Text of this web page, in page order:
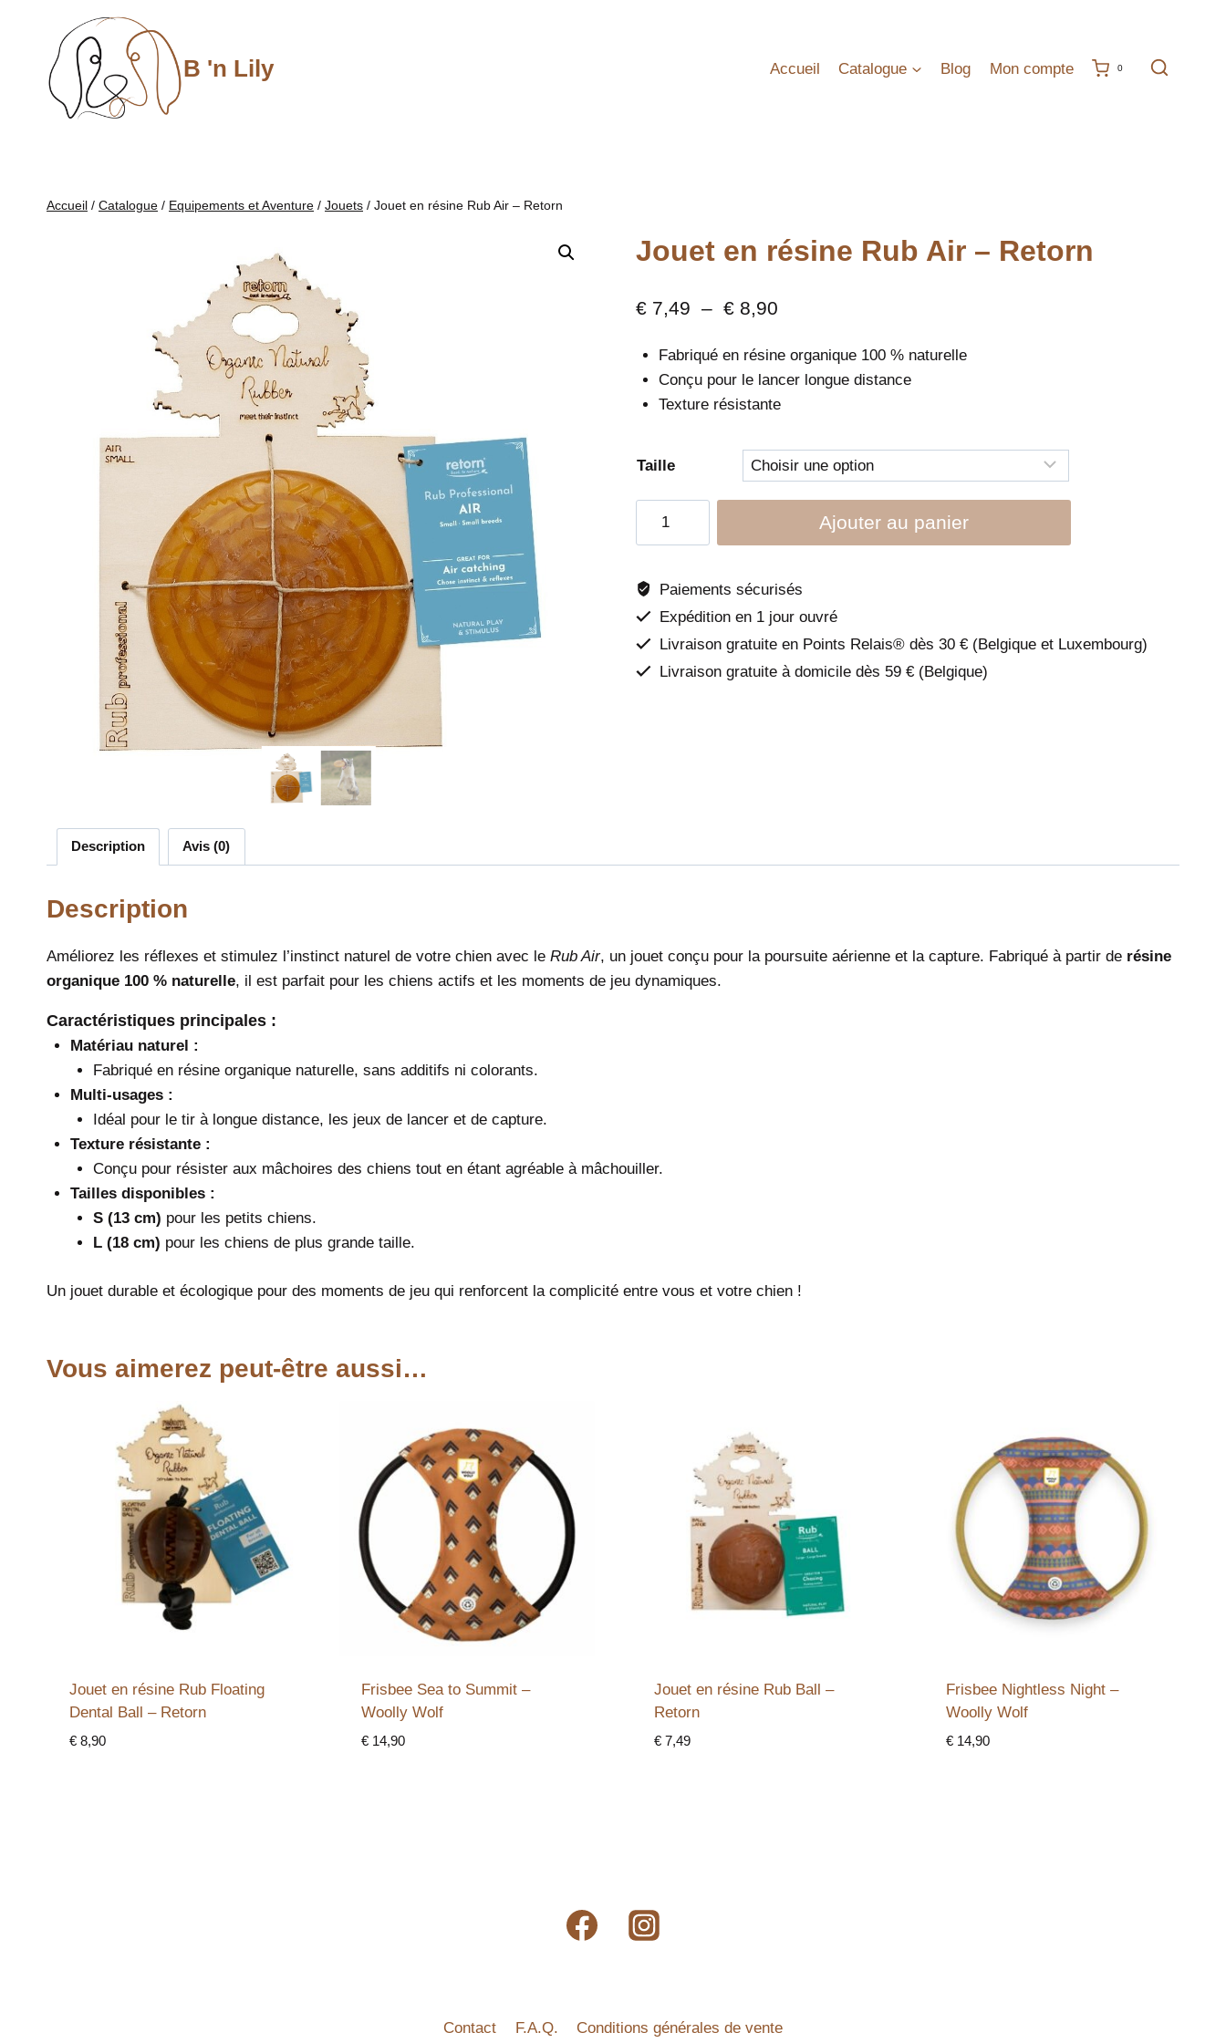
B 'n Lily Accueil Catalogue Blog Mon compte 0
Accueil / Catalogue / Equipements et Aventure / Jouets / Jouet en résine Rub Air – Retorn
Jouet en résine Rub Air – Retorn
€7,49 – €8,90Plage
prix :
€ 7,49
€ 8,90
Fabriqué en résine organique 100 % naturelle
Conçu pour le lancer longue distance
Texture résistante
Taille
en
résine
Rub
Ajouter au panier
Paiements sécurisés
Expédition en 1 jour ouvré
Livraison gratuite en Points Relais® dès 30 € (Belgique et Luxembourg)
Livraison gratuite à domicile dès 59 € (Belgique)
Description Avis (0)
Description
Améliorez les réflexes et stimulez l’instinct naturel de votre chien avec le Rub Air, un jouet conçu pour la poursuite aérienne et la capture. Fabriqué à partir de résine
organique 100 % naturelle, il est parfait pour les chiens actifs et les moments de jeu dynamiques.
Caractéristiques principales :
Matériau naturel :
Fabriqué en résine organique naturelle, sans additifs ni colorants.
Multi-usages :
Idéal pour le tir à longue distance, les jeux de lancer et de capture.
Texture résistante :
Conçu pour résister aux mâchoires des chiens tout en étant agréable à mâchouiller.
Tailles disponibles :
S (13 cm) pour les petits chiens.
L (18 cm) pour les chiens de plus grande taille.
Un jouet durable et écologique pour des moments de jeu qui renforcent la complicité entre vous et votre chien !
Vous aimerez peut-être aussi…
Jouet en résine Rub Floating
Dental Ball – Retorn
€8,90
Frisbee Sea to Summit –
Woolly Wolf
€ 14,90
Jouet en résine Rub Ball –
Retorn
€7,49
Frisbee Nightless Night –
Woolly Wolf
€ 14,90
Contact F.A.Q. Conditions générales de vente